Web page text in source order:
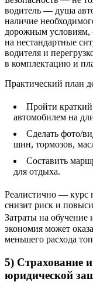
водитель — душа
наличие
дорожным условиям,
на нестандартные
водителя и
в комплектацию и
Практический план
Пройти
автомобилем на
Сделать фото/
шин, тормозов,
Составить
для отдыха.
Реалистично — курс
снизит риск и
Затраты на обучение
экономия может
меньшего расхода
5) Страхование
юридической